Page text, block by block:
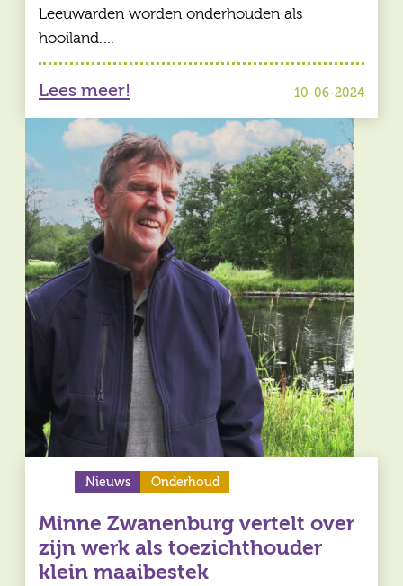
Leeuwarden worden onderhouden als
hooiland.…
Lees meer! 10-06-2024
Nieuws Onderhoud
Minne Zwanenburg vertelt over
zijn werk als toezichthouder
klein maaibestek